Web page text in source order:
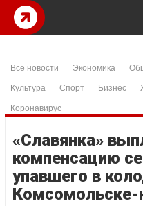
Все новости Экономика
Культура
Спорт Бизнес
Коронавирус
«Славянка»
компенсацию
упавшего в